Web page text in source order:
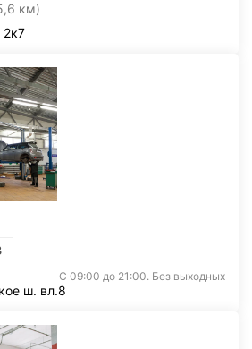
км)
С 09:00 до 21:00. Без выходных
ш. вл.8